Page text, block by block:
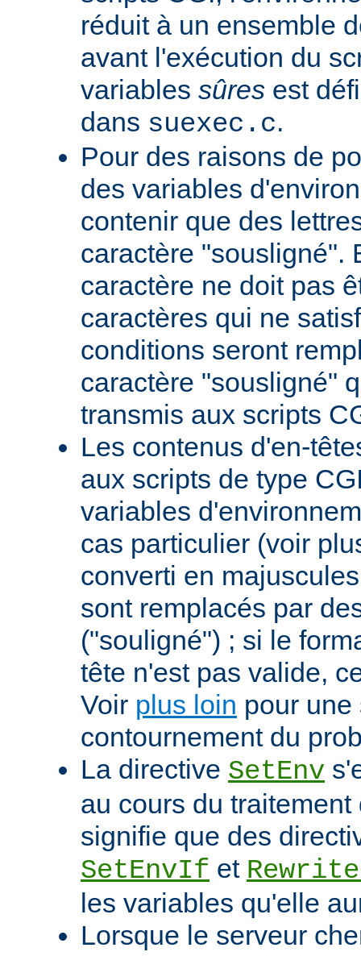
réduit à un ensemble
avant l'exécution du
variables sûres est
dans suexec.c.
Pour des raisons de
des variables
contenir que des
caractère "sousligné".
caractère ne doit pas
caractères qui ne
conditions seront
caractère "sousligné"
transmis aux scripts
Les contenus d'en-
aux scripts de type
variables
cas particulier (voir
converti en
sont remplacés par
("souligné") ; si le
tête n'est pas valide,
Voir plus loin pour
contournement du
La directive SetEnv
au cours du
signifie que des
SetEnvIf et
les variables qu'elle
Lorsque le serveur